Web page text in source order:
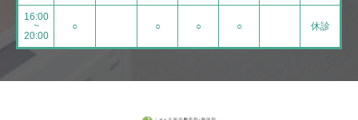
16:00
~
20:00
○ ○ ○ ○ 休診